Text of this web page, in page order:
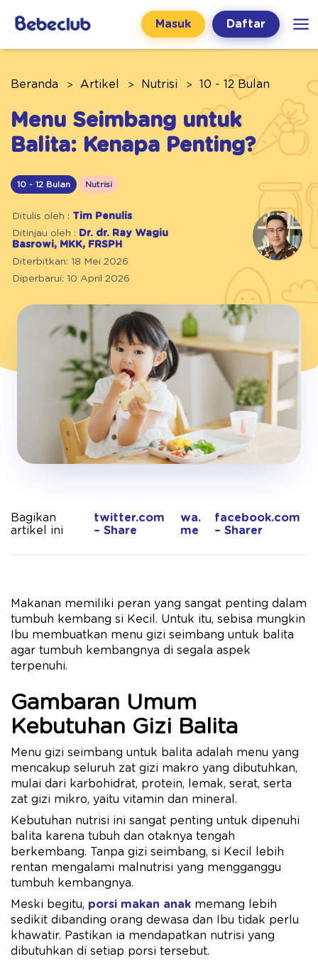
Masuk Daftar
Beranda Artikel Nutrisi 10 - 12 Bulan
Menu Seimbang untuk
Balita: Kenapa Penting?
10 - 12 Bulan Nutrisi
Ditulis oleh : Tim Penulis
Ditinjau oleh : Dr. dr. Ray Wagiu
Basrowi, MKK, FRSPH
Diterbitkan: 18 Mei 2026
Diperbarui: 10 April 2026
Bagikan
artikel ini
twitter.com
– Share
wa.
me
facebook.com
– Sharer
Makanan memiliki peran yang sangat penting dalam
tumbuh kembang si Kecil. Untuk itu, sebisa mungkin
Ibu membuatkan menu gizi seimbang untuk balita
agar tumbuh kembangnya di segala aspek
terpenuhi.
Gambaran Umum
Kebutuhan Gizi Balita
Menu gizi seimbang untuk balita adalah menu yang
mencakup seluruh zat gizi makro yang dibutuhkan,
mulai dari karbohidrat, protein, lemak, serat, serta
zat gizi mikro, yaitu vitamin dan mineral.
Kebutuhan nutrisi ini sangat penting untuk dipenuhi
balita karena tubuh dan otaknya tengah
berkembang. Tanpa gizi seimbang, si Kecil lebih
rentan mengalami malnutrisi yang mengganggu
tumbuh kembangnya.
Meski begitu, porsi makan anak memang lebih
sedikit dibanding orang dewasa dan Ibu tidak perlu
khawatir. Pastikan ia mendapatkan nutrisi yang
dibutuhkan di setiap porsi tersebut.